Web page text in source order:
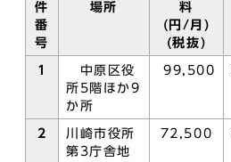
件
番
号
場所
料
(円/月)
(税抜)
1
中原区役
所5階ほか9
か所
99,500
2
川崎市役所
第3庁舎地
72,500